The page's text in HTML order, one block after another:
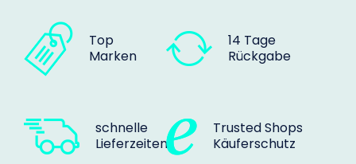
Top
Marken
14 Tage
Rückgabe
schnelle
Lieferzeiten
Trusted Shops
Käuferschutz